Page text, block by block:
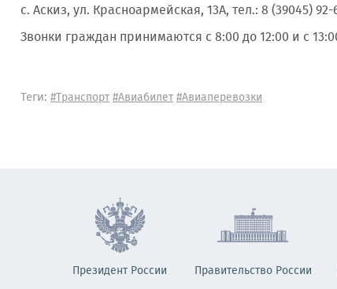
с. Аскиз, ул. Красноармейская, 13А, тел.: 8 (39045) 92-
Звонки граждан принимаются с 8:00 до 12:00 и с
Теги: #Транспорт#Авиабилет#Авиаперевозки
Президент России Правительство России